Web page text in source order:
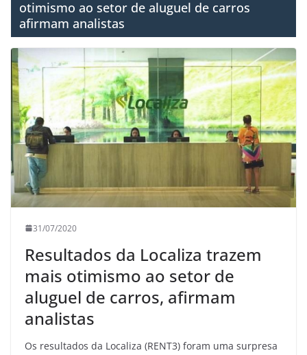
otimismo ao setor de aluguel de carros
afirmam analistas
31/07/2020
Resultados da Localiza trazem
mais otimismo ao setor de
aluguel de carros, afirmam
analistas
Os resultados da Localiza (RENT3) foram uma surpresa